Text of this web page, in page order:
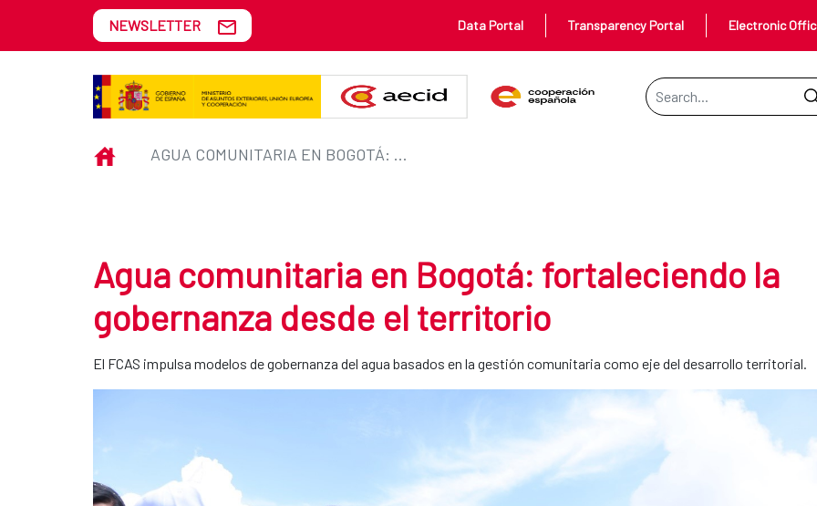
Skip to Main Content
Agua comunitaria en Bogotá: fortaleciendo la gobernanza desde
NEWSLETTER Data Portal Transparency Portal Electronic
Search Bar
INICIO AGUA COMUNITARIA EN BOGOTÁ: FORTALECIENDO LA GOBERNANZA DESDE EL TERRITORIO
Agua comunitaria en Bogotá: fortaleciendo la
gobernanza desde el territorio
El FCAS impulsa modelos de gobernanza del agua basados en la gestión comunitaria como eje del desarrollo territorial.